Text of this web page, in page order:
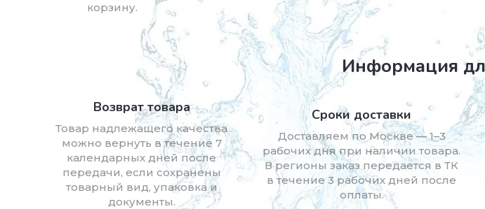
корзину.
Информация
Возврат товара
Товар надлежащего качества
можно вернуть в течение 7
календарных дней после
передачи, если сохранены
товарный вид, упаковка и
документы.
Сроки доставки
Доставляем по Москве — 1–3
рабочих дня при наличии товара.
В регионы заказ передается в ТК
в течение 3 рабочих дней после
оплаты.